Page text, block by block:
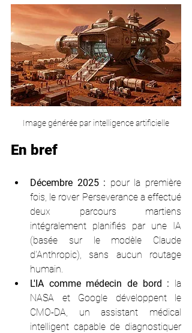
Image générée par intelligence artificielle
En bref
Décembre 2025 : pour la première
fois, le rover Perseverance a effectué
deux parcours martiens
intégralement planifiés par une IA
(basée sur le modèle Claude
d'Anthropic), sans aucun routage
humain.
L'IA comme médecin de bord : la
NASA et Google développent le
CMO-DA, un assistant médical
intelligent capable de diagnostiquer